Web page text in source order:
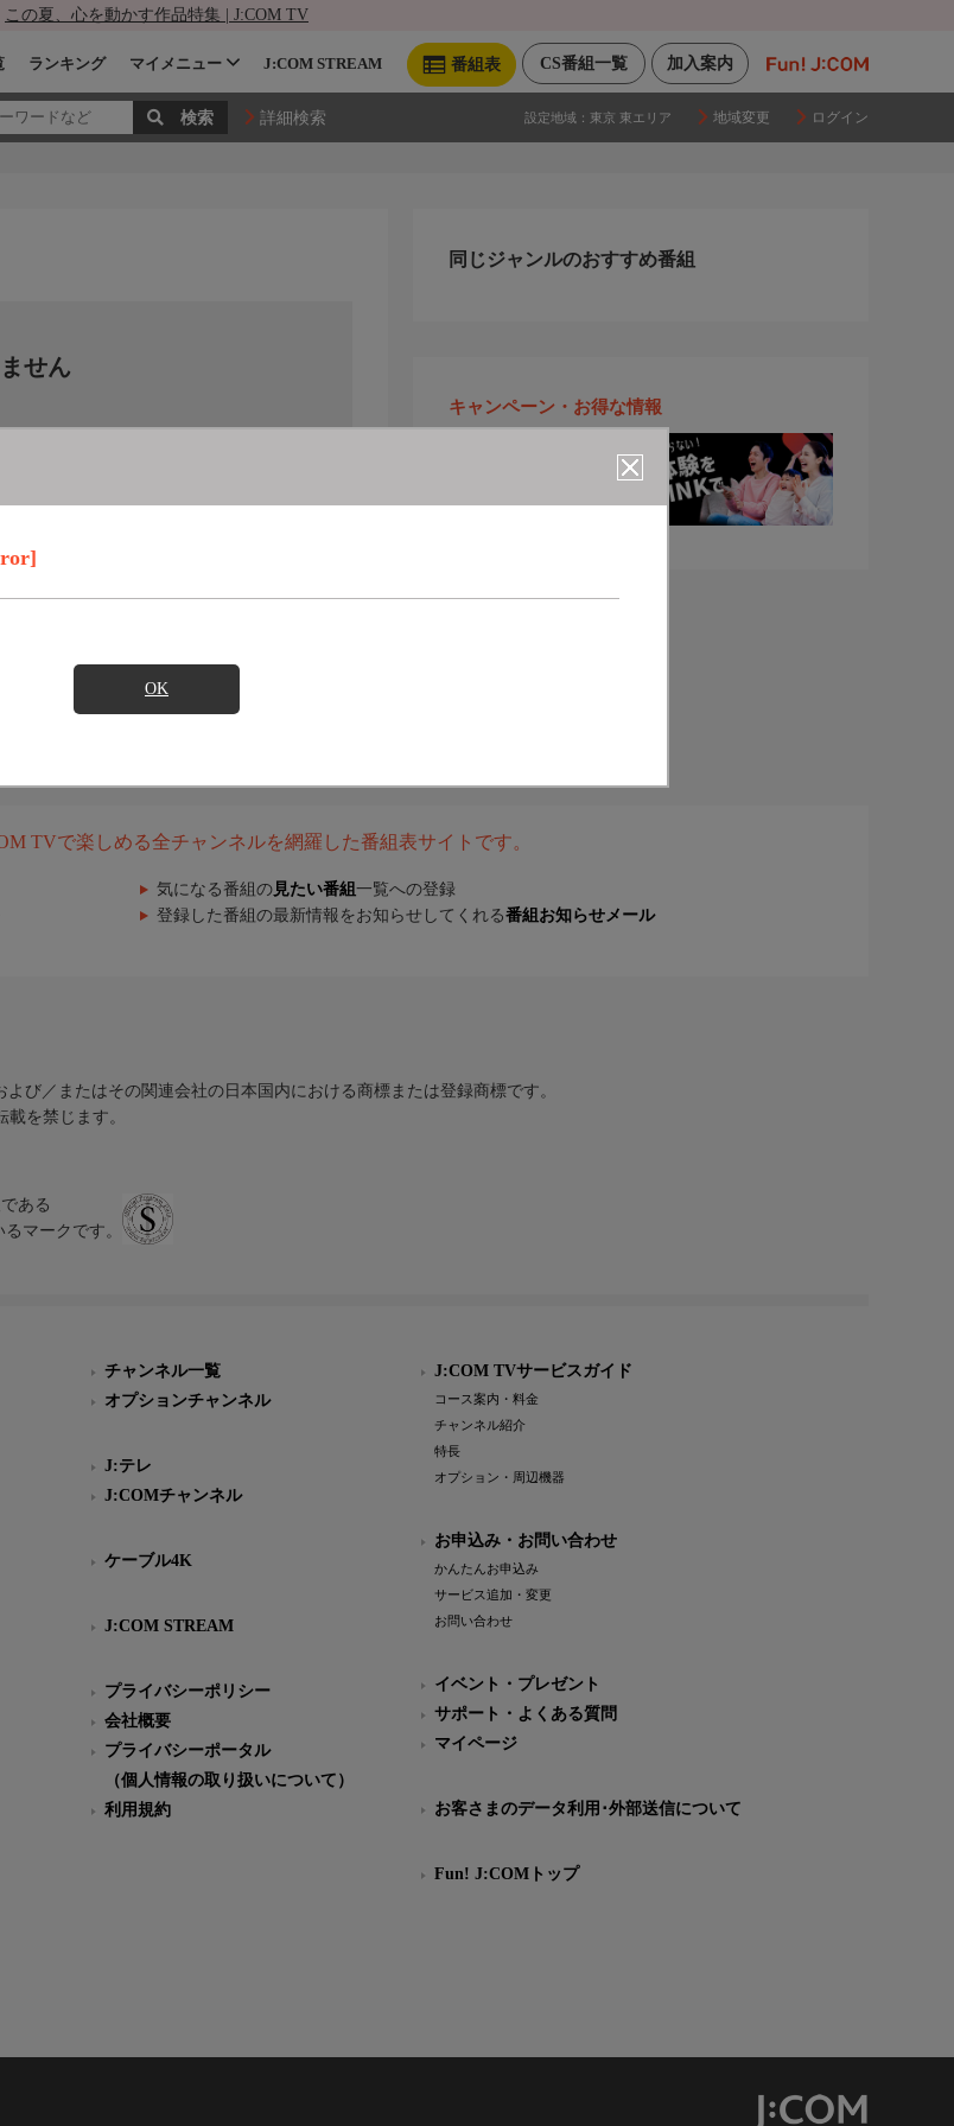
この夏、心を動かす作品特集 | J:COM TV
加入案内
CS番組一覧
番組表
ランキング マイメニュー J:COM STREAM
詳細検索 設定地域： 東京 東エリア 地域変更 ログイン
OK
せん
同じジャンルのおすすめ番組
キャンペーン・お得な情報
TVで楽しめる全チャンネルを網羅した番組表サイトです。
気になる番組の 見たい番組 一覧への登録
登録した番組の最新情報をお知らせしてくれる番組お知らせメール
び／またはその関連会社の日本国内における商標または登録商標です。
を禁じます。
ある
マークです。
チャンネル一覧
オプションチャンネル
J:テレ
J:COMチャンネル
ケーブル4K
J:COM STREAM
プライバシーポリシー
会社概要
プライバシーポータル
（個人情報の取り扱いについて）
利用規約
J:COM TVサービスガイド
コース案内・料金
チャンネル紹介
特長
オプション・周辺機器
お申込み・お問い合わせ
かんたんお申込み
サービス追加・変更
お問い合わせ
イベント・プレゼント
サポート・よくある質問
マイページ
お客さまのデータ利用･外部送信について
Fun! J:COMトップ